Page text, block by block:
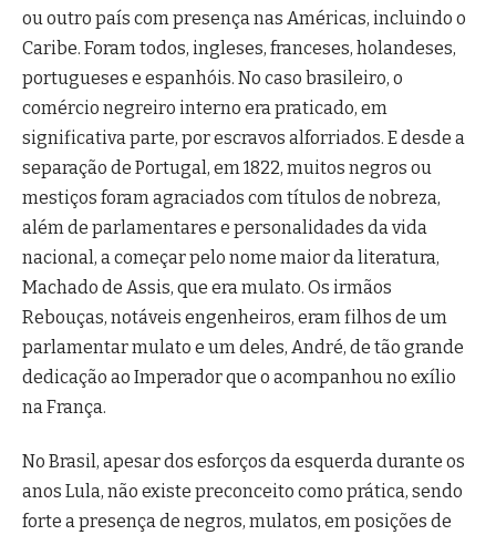
ou outro país com presença nas Américas, incluindo o
Caribe. Foram todos, ingleses, franceses, holandeses,
portugueses e espanhóis. No caso brasileiro, o
comércio negreiro interno era praticado, em
significativa parte, por escravos alforriados. E desde a
separação de Portugal, em 1822, muitos negros ou
mestiços foram agraciados com títulos de nobreza,
além de parlamentares e personalidades da vida
nacional, a começar pelo nome maior da literatura,
Machado de Assis, que era mulato. Os irmãos
Rebouças, notáveis engenheiros, eram filhos de um
parlamentar mulato e um deles, André, de tão grande
dedicação ao Imperador que o acompanhou no exílio
na França.
No Brasil, apesar dos esforços da esquerda durante os
anos Lula, não existe preconceito como prática, sendo
forte a presença de negros, mulatos, em posições de